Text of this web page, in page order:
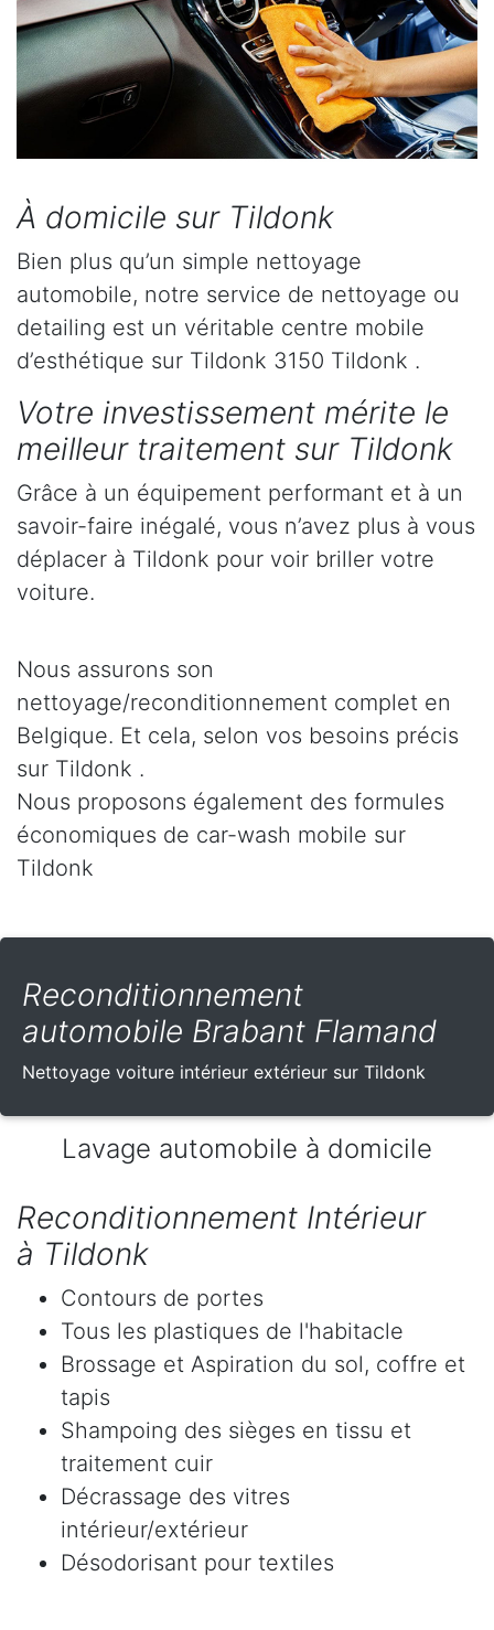
À domicile sur Tildonk
Bien plus qu’un simple nettoyage
automobile, notre service de nettoyage ou
detailing est un véritable centre mobile
d’esthétique sur Tildonk 3150 Tildonk .
Votre investissement mérite le
meilleur traitement sur Tildonk
Grâce à un équipement performant et à un
savoir-faire inégalé, vous n’avez plus à vous
déplacer à Tildonk pour voir briller votre
voiture.
Nous assurons son
nettoyage/reconditionnement complet en
Belgique. Et cela, selon vos besoins précis
sur Tildonk .
Nous proposons également des formules
économiques de car-wash mobile sur
Tildonk
Reconditionnement
automobile Brabant Flamand
Nettoyage voiture intérieur extérieur sur Tildonk
Lavage automobile à domicile
Reconditionnement Intérieur
à Tildonk
Contours de portes
Tous les plastiques de l'habitacle
Brossage et Aspiration du sol, coffre et
tapis
Shampoing des sièges en tissu et
traitement cuir
Décrassage des vitres
intérieur/extérieur
Désodorisant pour textiles